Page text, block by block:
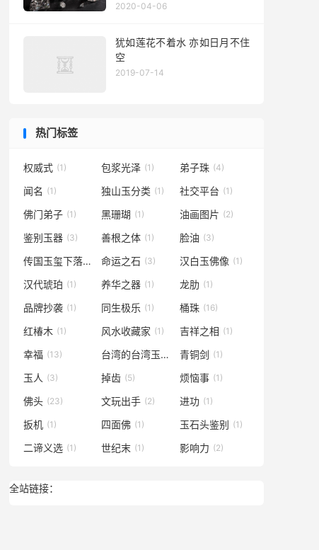
2020-04-06
犹如莲花不着水 亦如日月不住
空
2019-07-14
热门标签
权威式 (1) 包浆光泽 (1) 弟子珠 (4)
闻名 (1) 独山玉分类 (1) 社交平台 (1)
佛门弟子 (1) 黑珊瑚 (1) 油画图片 (2)
鉴别玉器 (3) 善根之体 (1) 脸油 (3)
传国玉玺下落
(1) 命运之石 (3) 汉白玉佛像 (1)
汉代琥珀 (1) 养华之器 (1) 龙肋 (1)
品牌抄袭 (1) 同生极乐 (1) 桶珠 (16)
红椿木 (1) 风水收藏家 (1) 吉祥之相 (1)
幸福 (13) 台湾的台湾玉
(1) 青铜剑 (1)
玉人 (3) 掉齿 (5) 烦恼事 (1)
佛头 (23) 文玩出手 (2) 进功 (1)
扳机 (1) 四面佛 (1) 玉石头鉴别 (1)
二谛义选 (1) 世纪末 (1) 影响力 (2)
全站链接：